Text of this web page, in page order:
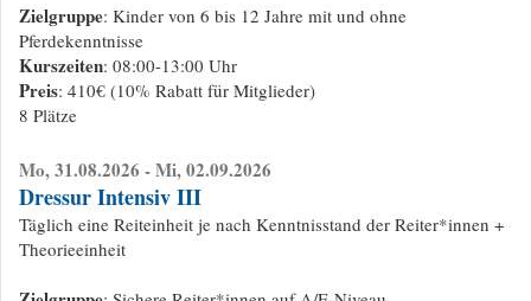
Zielgruppe: Kinder von 6 bis 12 Jahre mit und ohne
Pferdekenntnisse
Kurszeiten: 08:00-13:00 Uhr
Preis: 410€ (10% Rabatt für Mitglieder)
8 Plätze
Mo, 31.08.2026 - Mi, 02.09.2026
Dressur Intensiv III
Täglich eine Reiteinheit je nach Kenntnisstand der Reiter*innen +
Theorieeinheit